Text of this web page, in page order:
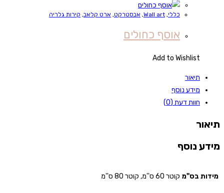
כללי,
Wall art
, אבסטרקט, ארט קלאב, קירות גלריה
אוסף כחולים
Add to Wishlist
תיאור
מידע נוסף
חוות דעת (0)
תיאור
מידע נוסף
מידות בס"מ קוטר 60 ס''מ, קוטר 80 ס''מ